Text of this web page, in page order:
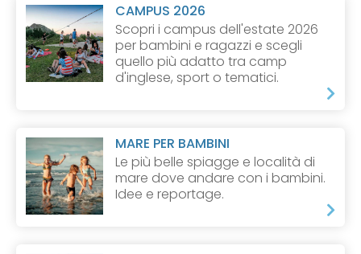
CAMPUS 2026
Scopri i campus dell'estate 2026
per bambini e ragazzi e scegli
quello più adatto tra camp
d'inglese, sport o tematici.
MARE PER BAMBINI
Le più belle spiagge e località di
mare dove andare con i bambini.
Idee e reportage.